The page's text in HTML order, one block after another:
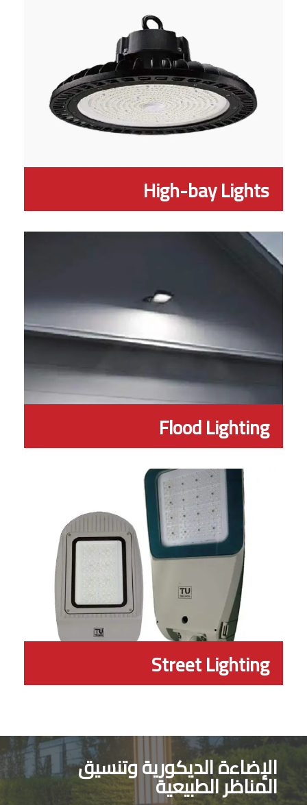
High-bay Lights
Flood Lighting
Street Lighting
الإضاءة الديكورية وتنسيق
المناظر الطبيعية